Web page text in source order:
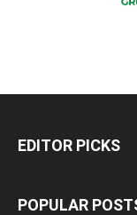
EDITOR PICKS
POPULAR